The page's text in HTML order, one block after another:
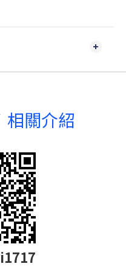
相關介紹